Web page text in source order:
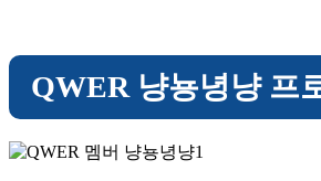
QWER 냥뇽녕냥 프